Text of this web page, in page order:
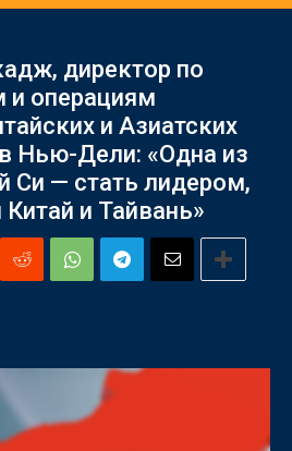
директор по
и операциям
и Азиатских
Нью-Дели: «Одна из
Си — стать лидером,
и Тайвань»